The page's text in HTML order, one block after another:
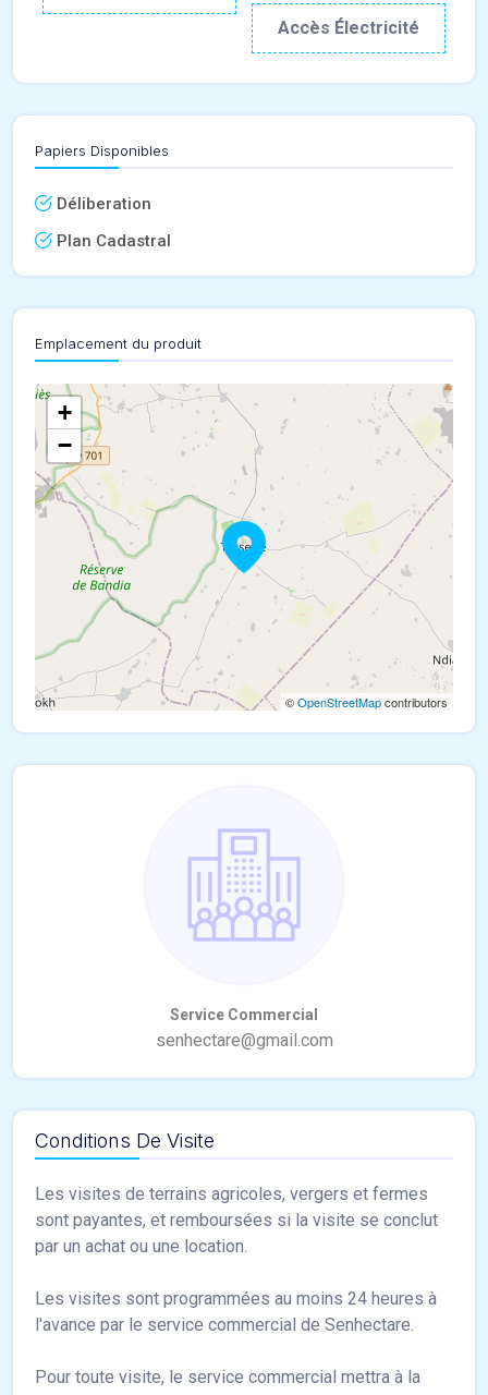
Accès Électricité
Papiers Disponibles
Déliberation
Plan Cadastral
Emplacement du produit
+
−
©OpenStreetMapcontributors
Conditions De Visite
Les visites de terrains agricoles, vergers et fermes
sont payantes, et remboursées si la visite se conclut
par un achat ou une location.
Les visites sont programmées au moins 24 heures à
l'avance par le service commercial de Senhectare.
Pour toute visite, le service commercial mettra à la